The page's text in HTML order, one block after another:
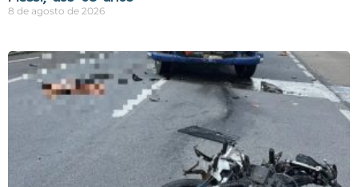
8 de agosto de 2026